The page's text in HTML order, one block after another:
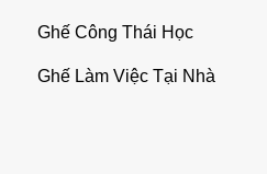
Ghế Công Thái Học
Ghế Làm Việc Tại Nhà